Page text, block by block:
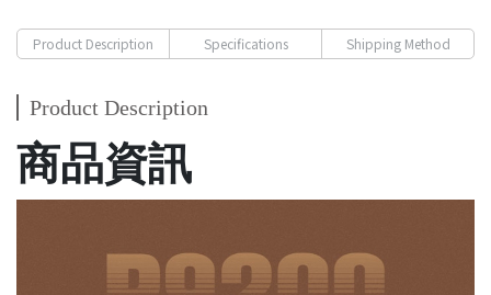
Product Description Specifications Shipping Method
Product Description
商品資訊